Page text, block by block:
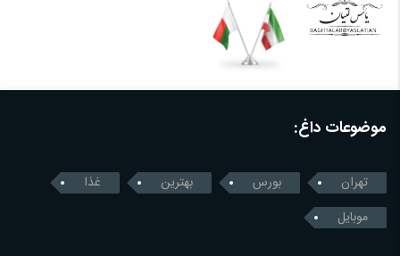
موضوعات داغ:
تهران بورس بهترین
غذا
موبایل